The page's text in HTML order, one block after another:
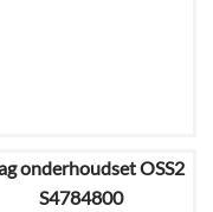
€153,85
€
onderhoudset OSS2
S4784800